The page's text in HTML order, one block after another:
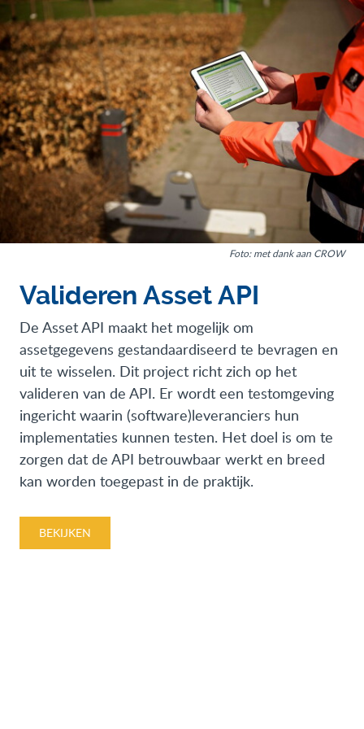
Foto: met dank aan CROW
Valideren Asset API
De Asset API maakt het mogelijk om
assetgegevens gestandaardiseerd te bevragen en
uit te wisselen. Dit project richt zich op het
valideren van de API. Er wordt een testomgeving
ingericht waarin (software)leveranciers hun
implementaties kunnen testen. Het doel is om te
zorgen dat de API betrouwbaar werkt en breed
kan worden toegepast in de praktijk.
BEKIJKEN